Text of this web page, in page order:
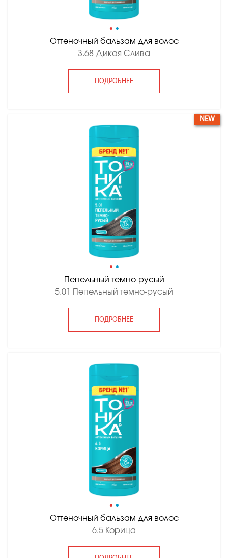
• •
Оттеночный бальзам для волос
3.68 Дикая Слива
ПОДРОБНЕЕ
• •
Пепельный темно-русый
5.01 Пепельный темно-русый
ПОДРОБНЕЕ
NEW
• •
Оттеночный бальзам для волос
6.5 Корица